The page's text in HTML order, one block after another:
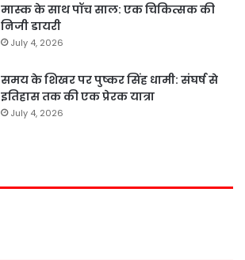
मास्क के साथ पॉच साल: एक चिकित्सक की
निजी डायरी
July 4, 2026
समय के शिखर पर पुष्कर सिंह धामी: संघर्ष से
इतिहास तक की एक प्रेरक यात्रा
July 4, 2026